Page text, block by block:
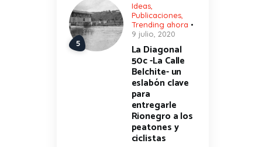
Ideas,
Publicaciones,
Trending ahora
9 julio, 2020
La Diagonal
50c -La Calle
Belchite- un
eslabón clave
para
entregarle
Rionegro a los
peatones y
ciclistas